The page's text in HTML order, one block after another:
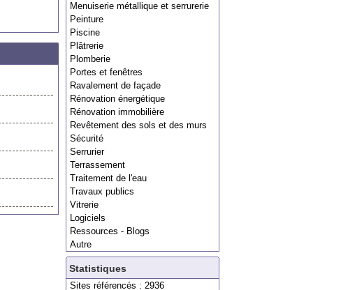
Menuiserie métallique et serrurerie
Peinture
Piscine
Plâtrerie
Plomberie
Portes et fenêtres
Ravalement de façade
Rénovation énergétique
Rénovation immobilière
Revêtement des sols et des murs
Sécurité
Serrurier
Terrassement
Traitement de l'eau
Travaux publics
Vitrerie
Logiciels
Ressources - Blogs
Autre
Statistiques
Sites référencés : 2936